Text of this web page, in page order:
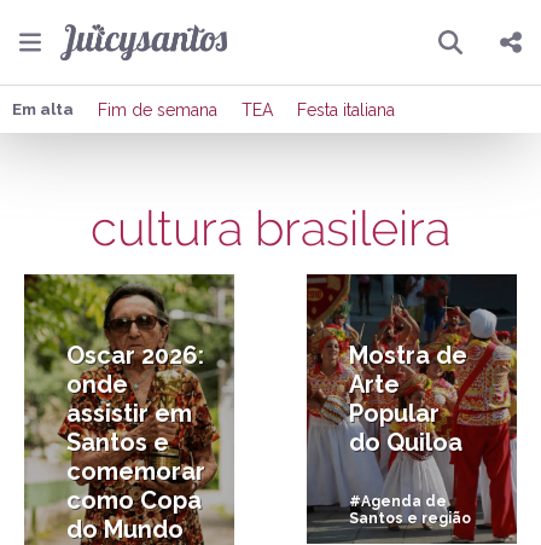
Pesquisar
Compartilhar
Enviar por Whatsapp
Publicar no Facebook
Publicar no X
Em alta Fim de semana TEA Festa italiana
cultura brasileira
Oscar 2026:
onde
assistir em
Santos e
comemorar
como Copa
do Mundo
Mostra de
Arte
Popular
do Quiloa
#Agenda de
Santos e região